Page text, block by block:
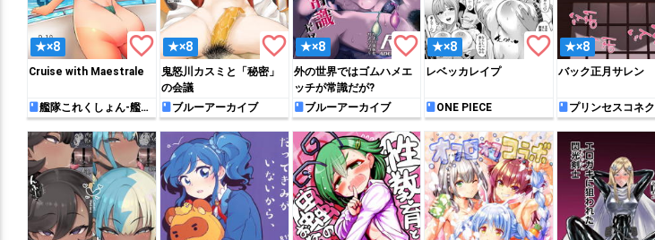
★×8 favorite_border
Cruise with Maestrale
艦隊これくしょん-艦こ
れ-
★×8 favorite_border
鬼怒川カスミと「秘密」
の会議
ブルーアーカイブ
★×8 favorite_border
外の世界ではゴムハメエ
ッチが常識だが?
ブルーアーカイブ
★×8 favorite_border
レベッカレイプ
ONE PIECE
★×8
バック正月サレン
プリンセスコネク
ト!Re:Dive